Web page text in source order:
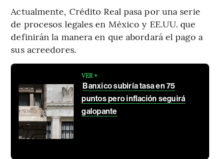
Actualmente, Crédito Real pasa por una serie
de procesos legales en México y EE.UU. que
definirán la manera en que abordará el pago a
sus acreedores.
VER +
Banxico subiría tasa en 75
puntos pero inflación seguirá
galopante